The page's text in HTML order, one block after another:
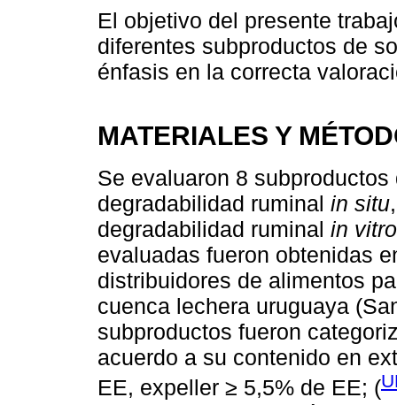
El objetivo del presente
diferentes subproductos de
énfasis en la correcta
MATERIALES Y
Se evaluaron 8
degradabilidad ruminal in situ
degradabilidad ruminal in vitro
evaluadas fueron obtenidas
distribuidores de alimentos
cuenca lechera uruguaya
subproductos fueron
acuerdo a su contenido en
EE, expeller ≥ 5,5% de EE; (